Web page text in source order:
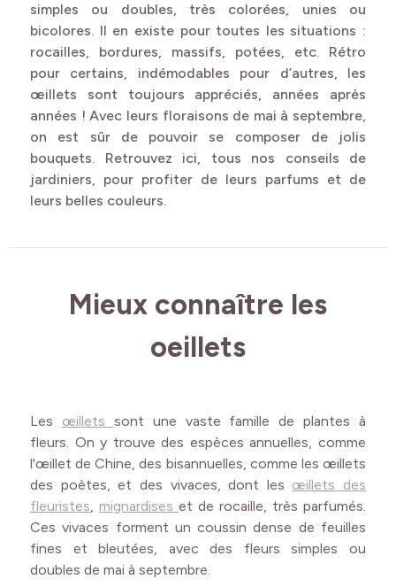
simples ou doubles, très colorées, unies ou
bicolores. Il en existe pour toutes les situations :
rocailles, bordures, massifs, potées, etc. Rétro
pour certains, indémodables pour d’autres, les
œillets sont toujours appréciés, années après
années ! Avec leurs floraisons de mai à septembre,
on est sûr de pouvoir se composer de jolis
bouquets. Retrouvez ici, tous nos conseils de
jardiniers, pour profiter de leurs parfums et de
leurs belles couleurs.
Mieux connaître les
oeillets
Les œillets sont une vaste famille de plantes à
fleurs. On y trouve des espèces annuelles, comme
l'œillet de Chine, des bisannuelles, comme les œillets
des poètes, et des vivaces, dont les œillets des
fleuristes, mignardises et de rocaille, très parfumés.
Ces vivaces forment un coussin dense de feuilles
fines et bleutées, avec des fleurs simples ou
doubles de mai à septembre.